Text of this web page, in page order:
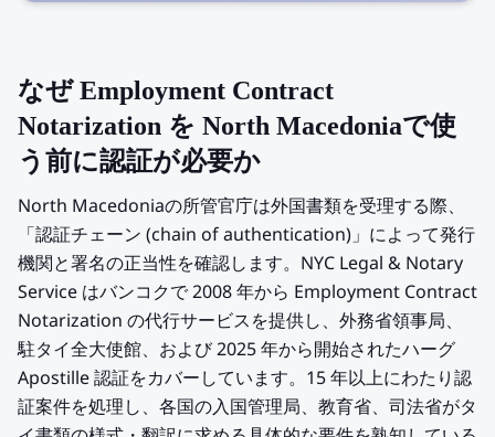
なぜ Employment Contract
Notarization を North Macedoniaで使
う前に認証が必要か
North Macedoniaの所管官庁は外国書類を受理する際、
「認証チェーン (chain of authentication)」によって発行
機関と署名の正当性を確認します。NYC Legal & Notary
Service はバンコクで 2008 年から Employment Contract
Notarization の代行サービスを提供し、外務省領事局、
駐タイ全大使館、および 2025 年から開始されたハーグ
Apostille 認証をカバーしています。15 年以上にわたり認
証案件を処理し、各国の入国管理局、教育省、司法省がタ